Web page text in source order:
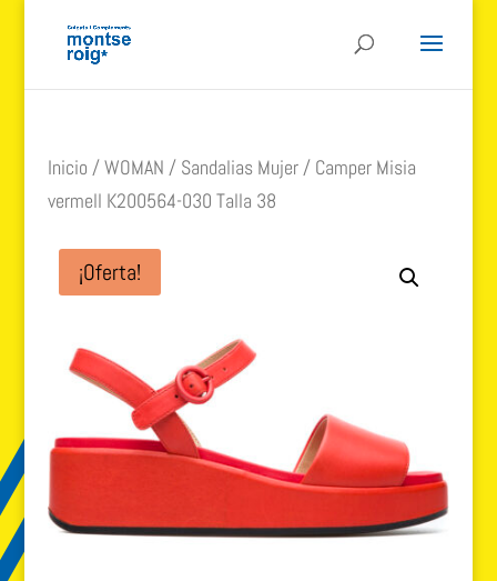
Inicio /WOMAN / Sandalias Mujer/ Camper Misia
vermell K200564-030 Talla 38
¡Oferta!